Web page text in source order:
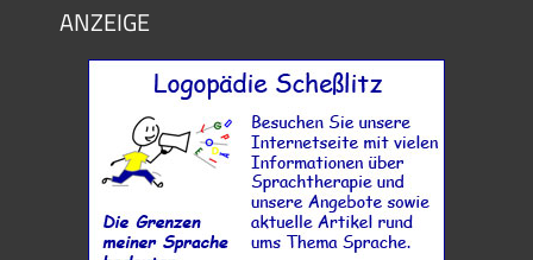
ANZEIGE